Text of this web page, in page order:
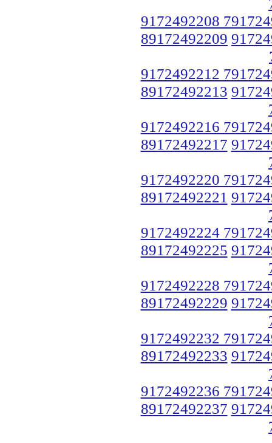
9172492208
89172492209
9172492212
89172492213
9172492216
89172492217
9172492220
89172492221
9172492224
89172492225
9172492228
89172492229
9172492232
89172492233
9172492236
89172492237